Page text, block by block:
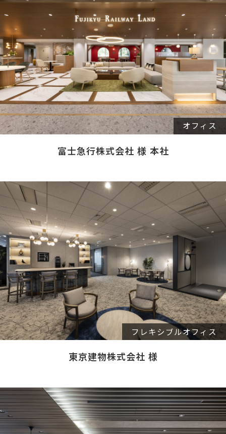
オフィス
富士急行株式会社 様 本社
フレキシブルオフィス
東京建物株式会社 様